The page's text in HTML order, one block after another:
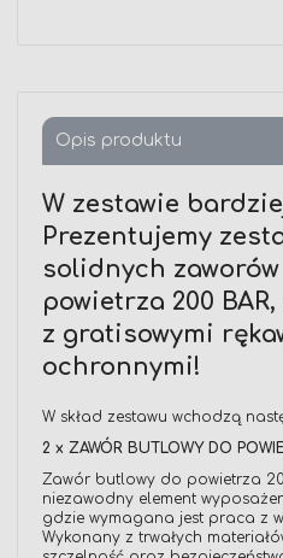
Opis produktu
W zestawie
Prezentujemy
solidnych
powietrza 200
z gratisowymi
ochronnymi!
W skład zestawu wchodzą
2 x ZAWÓR BUTLOWY DO
Zawór butlowy do powietrza
niezawodny element
gdzie wymagana jest praca z
Wykonany z trwałych